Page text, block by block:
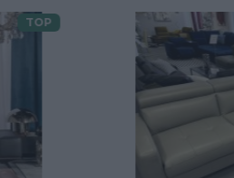
zdarma